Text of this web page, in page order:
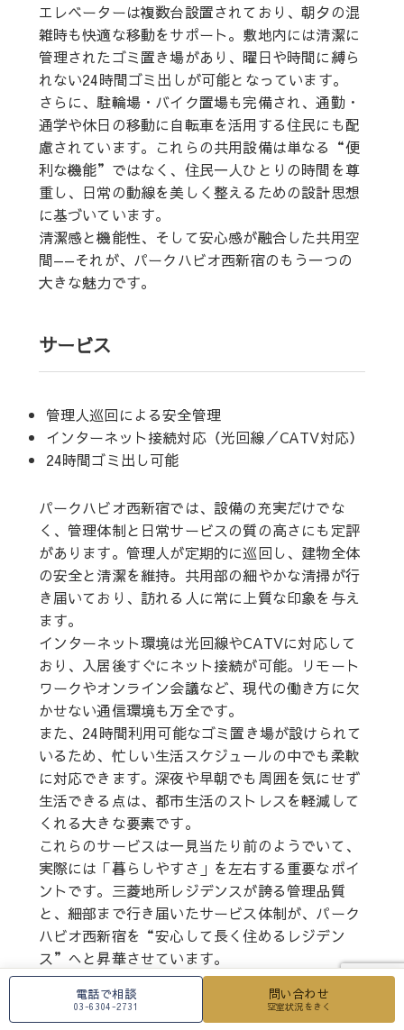
お電話での問い合わせ
エレベーターは複数台設置されており、朝夕の混
雑時も快適な移動をサポート。敷地内には清潔に
管理されたゴミ置き場があり、曜日や時間に縛ら
れない24時間ゴミ出しが可能となっています。
さらに、駐輪場・バイク置場も完備され、通勤・
通学や休日の移動に自転車を活用する住民にも配
慮されています。これらの共用設備は単なる“便
利な機能”ではなく、住民一人ひとりの時間を尊
重し、日常の動線を美しく整えるための設計思想
に基づいています。
清潔感と機能性、そして安心感が融合した共用空
間——それが、パークハビオ西新宿のもう一つの
大きな魅力です。
サービス
管理人巡回による安全管理
インターネット接続対応（光回線／CATV対応）
24時間ゴミ出し可能
パークハビオ西新宿では、設備の充実だけでな
く、管理体制と日常サービスの質の高さにも定評
があります。管理人が定期的に巡回し、建物全体
の安全と清潔を維持。共用部の細やかな清掃が行
き届いており、訪れる人に常に上質な印象を与え
ます。
インターネット環境は光回線やCATVに対応して
おり、入居後すぐにネット接続が可能。リモート
ワークやオンライン会議など、現代の働き方に欠
かせない通信環境も万全です。
また、24時間利用可能なゴミ置き場が設けられて
いるため、忙しい生活スケジュールの中でも柔軟
に対応できます。深夜や早朝でも周囲を気にせず
生活できる点は、都市生活のストレスを軽減して
くれる大きな要素です。
これらのサービスは一見当たり前のようでいて、
実際には「暮らしやすさ」を左右する重要なポイ
ントです。三菱地所レジデンスが誇る管理品質
と、細部まで行き届いたサービス体制が、パーク
ハビオ西新宿を“安心して長く住めるレジデン
ス”へと昇華させています。
駐車・車関連設備
電話で相談
03-6304-2731
問い合わせ
空室状況をきく